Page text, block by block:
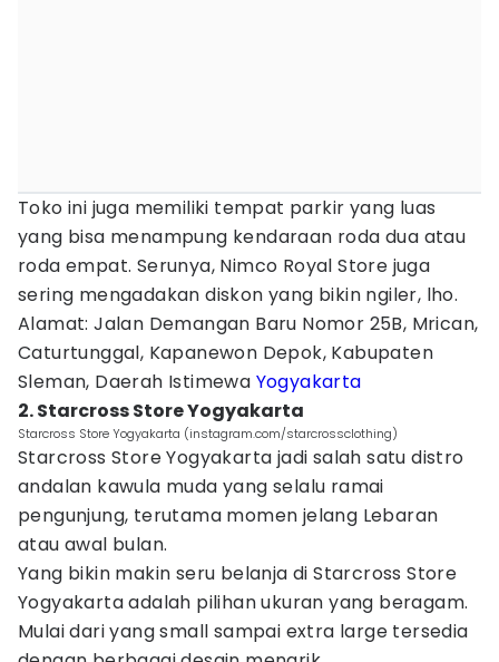
Toko ini juga memiliki tempat parkir yang luas
yang bisa menampung kendaraan roda dua atau
roda empat. Serunya, Nimco Royal Store juga
sering mengadakan diskon yang bikin ngiler, lho.
Alamat: Jalan Demangan Baru Nomor 25B, Mrican,
Caturtunggal, Kapanewon Depok, Kabupaten
Sleman, Daerah Istimewa Yogyakarta
2. Starcross Store Yogyakarta
Starcross Store Yogyakarta (instagram.com/starcrossclothing)
Starcross Store Yogyakarta jadi salah satu distro
andalan kawula muda yang selalu ramai
pengunjung, terutama momen jelang Lebaran
atau awal bulan.
Yang bikin makin seru belanja di Starcross Store
Yogyakarta adalah pilihan ukuran yang beragam.
Mulai dari yang small sampai extra large tersedia